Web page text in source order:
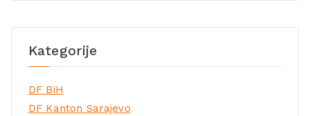
Kategorije
DF BiH
DF Kanton Sarajevo